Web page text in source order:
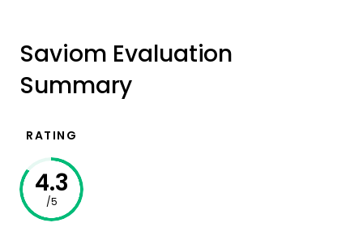
Saviom Evaluation
Summary
RATING
4.3
/5